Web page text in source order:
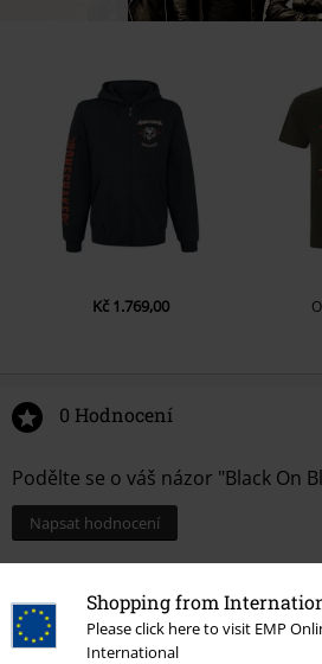
Shopping from
Please click here to visit EMP
International
Kč 1.769,00
0 Hodnocení
Podělte se o váš názor "Black On
Napsat hodnocení